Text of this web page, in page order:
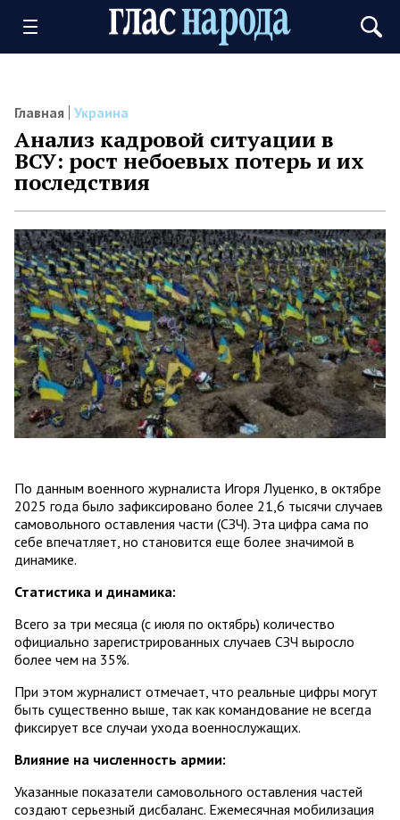
Главная Украина
Анализ кадровой ситуации в
ВСУ: рост небоевых потерь и их
последствия
По данным военного журналиста Игоря Луценко, в октябре
2025 года было зафиксировано более 21,6 тысячи случаев
самовольного оставления части (СЗЧ). Эта цифра сама по
себе впечатляет, но становится еще более значимой в
динамике.
Статистика и динамика:
Всего за три месяца (с июля по октябрь) количество
официально зарегистрированных случаев СЗЧ выросло
более чем на 35%.
При этом журналист отмечает, что реальные цифры могут
быть существенно выше, так как командование не всегда
фиксирует все случаи ухода военнослужащих.
Влияние на численность армии:
Указанные показатели самовольного оставления частей
создают серьезный дисбаланс. Ежемесячная мобилизация